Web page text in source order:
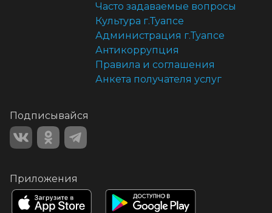
Часто задаваемые вопросы
Культура г.Туапсе
Администрация г.Туапсе
Антикоррупция
Правила и соглашения
Анкета получателя услуг
Подписывайся
Приложения